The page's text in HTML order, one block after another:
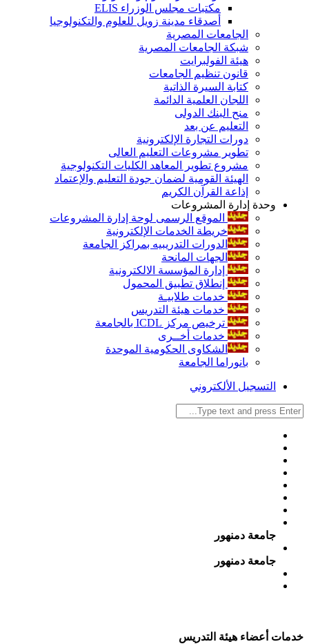
مكتبات مجلس الوزراء ELIS
أصدقاء مدينة زويل للعلوم والتكنولوجيا
الجامعات المصرية
شبكة الجامعات المصرية
هيئة الفولبرايت
قانون تنظيم الجامعات
كتابة السيرة الذاتية
اللجان العلمية الدائمة
منح البنك الدولى
التعليم عن بعد
دورات التجارة الإلكترونية
تطوير مشروعات التعليم العالى
مشروع تطوير المعاهد الكليات التكنولوجية
الهيئة القومية لضمان جودة التعليم والإعتماد
إذاعة القرآن الكريم
وحدة إدارة المشروعات
الموقع الرسمى لوحة إدارة المشروعات
خريطة الخدمات الإلكترونية
الدورات التدريبيه بمراكز الجامعة
الجهات المانحة
إدارة المؤسسة الالكترونية
إنطلاق تطبيق المحمول
خدمات طلابيـة
خدمات هيئة التدريس
ترخيص مركز ICDL بالجامعة
خدمات أخــرى
الشكاوى الحكومية الموحدة
بانوراما الجامعة
التسجيل الألكتروني
جامعة دمنهور
جامعة دمنهور
خدمات أعضاء هيئة التدريس